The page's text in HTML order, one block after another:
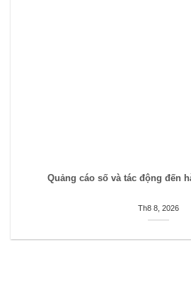
Quảng cáo số và tác động đến
Th8 8, 2026